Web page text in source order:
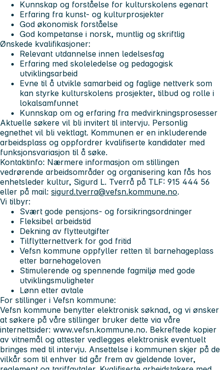
Kunnskap og forståelse for kulturskolens egenart
Erfaring fra kunst- og kulturprosjekter
God økonomisk forståelse
God kompetanse i norsk, muntlig og skriftlig
Ønskede kvalifikasjoner:
Relevant utdannelse innen ledelsesfag
Erfaring med skoleledelse og pedagogisk
utviklingsarbeid
Evne til å utvikle samarbeid og faglige nettverk som
kan styrke kulturskolens prosjekter, tilbud og rolle i
lokalsamfunnet
Kunnskap om og erfaring fra medvirkningsprosesser
Aktuelle søkere vil bli invitert til intervju. Personlig
egnethet vil bli vektlagt. Kommunen er en inkluderende
arbeidsplass og oppfordrer kvalifiserte kandidater med
funksjonsvariasjon til å søke.
Kontaktinfo: Nærmere informasjon om stillingen
vedrørende arbeidsområder og organisering kan fås hos
enhetsleder kultur, Sigurd L. Tverrå på TLF: 915 444 56
eller på mail: sigurd.tverra@vefsn.kommune.no.
Vi tilbyr:
Svært gode pensjons- og forsikringsordninger
Fleksibel arbeidstid
Dekning av flytteutgifter
Tilflytternettverk for god fritid
Vefsn kommune oppfyller retten til barnehageplass
etter barnehageloven
Stimulerende og spennende fagmiljø med gode
utviklingsmuligheter
Lønn etter avtale
For stillinger i Vefsn kommune:
Vefsn kommune benytter elektronisk søknad, og vi ønsker
at søkere på våre stillinger bruker dette via våre
internettsider: www.vefsn.kommune.no. Bekreftede kopier
av vitnemål og attester vedlegges elektronisk eventuelt
bringes med til intervju. Ansettelse i kommunen skjer på de
vilkår som til enhver tid går frem av gjeldende lover,